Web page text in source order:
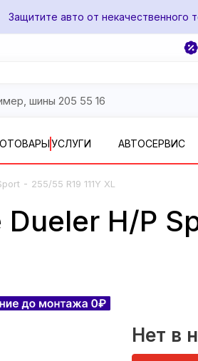
Защитите авто от некачественного
УСЛУГИ АВТОСЕРВИС
- 255/55 R19 111Y XL
H/P
Нет в